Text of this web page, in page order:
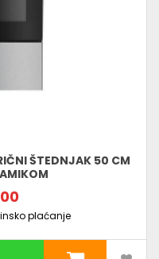
ŠTEDNJAK 50 CM
plaćanje